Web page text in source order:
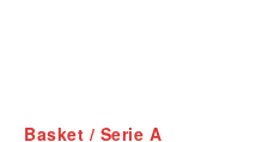
Basket / Serie A